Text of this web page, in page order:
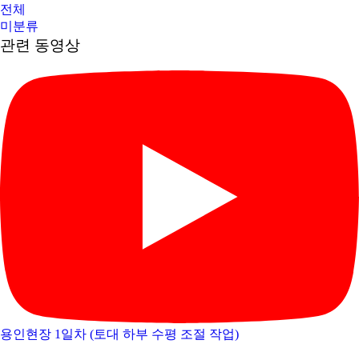
회사소개
중목구조
대단면중목
포트폴리오
중목구조 프리컷소개
중목구조 장점
중목구조 의뢰절차
프리컷이란?
DNS 프리컷 사양
수입 대단면 중목
국산 대단면 중목
아쿠아폼
중목구조 시공사례
중목구조 영상사례
전체
미분류
관련 동영상
용인현장 1일차 (토대 하부 수평 조절 작업)